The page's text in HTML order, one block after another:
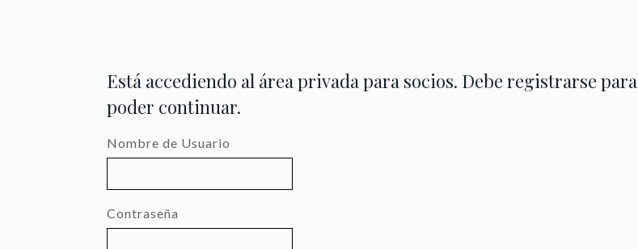
Está accediendo al área privada para socios. Debe registrarse para
poder continuar.
Nombre de Usuario
Contraseña